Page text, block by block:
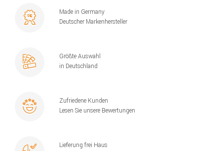
Made in Germany
Deutscher Markenhersteller
Größte Auswahl
in Deutschland
Zufriedene Kunden
Lesen Sie unsere Bewertungen
Lieferung frei Haus